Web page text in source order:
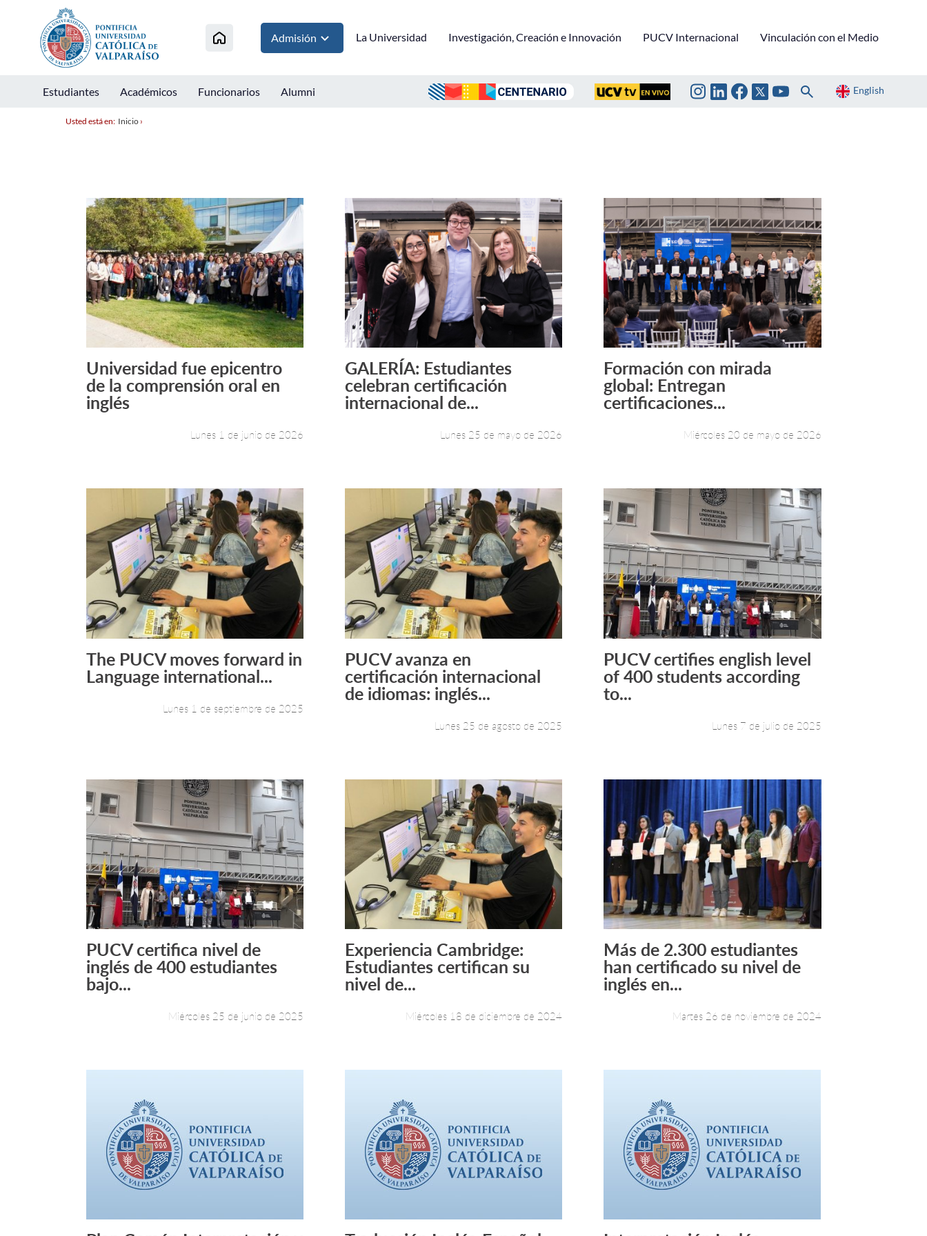
Admisión La Universidad Investigación, Creación e Innovación PUCV Internacional Vinculación con el Medio
Estudiantes Académicos Funcionarios Alumni English
Usted está en: Inicio›
Leer más +
Universidad fue epicentro
de la comprensión oral en
inglés
Lunes 1 de junio de 2026
Leer más +
GALERÍA: Estudiantes
celebran certificación
internacional de...
Lunes 25 de mayo de 2026
Leer más +
Formación con mirada
global: Entregan
certificaciones...
Miércoles 20 de mayo de 2026
Leer más +
The PUCV moves forward in
Language international...
Lunes 1 de septiembre de 2025
Leer más +
PUCV avanza en
certificación internacional
de idiomas: inglés...
Lunes 25 de agosto de 2025
Leer más +
PUCV certifies english level
of 400 students according
to...
Lunes 7 de julio de 2025
Leer más +
PUCV certifica nivel de
inglés de 400 estudiantes
bajo...
Miércoles 25 de junio de 2025
Leer más +
Experiencia Cambridge:
Estudiantes certifican su
nivel de...
Miércoles 18 de diciembre de 2024
Leer más +
Más de 2.300 estudiantes
han certificado su nivel de
inglés en...
Martes 26 de noviembre de 2024